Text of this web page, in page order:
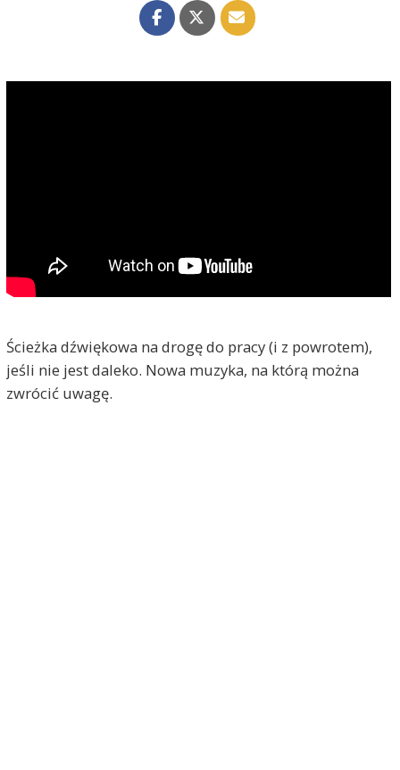
Ścieżka dźwiękowa na drogę do pracy (i z powrotem),
jeśli nie jest daleko. Nowa muzyka, na którą można
zwrócić uwagę.